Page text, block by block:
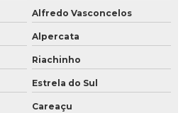
Alfredo Vasconcelos
Alpercata
Riachinho
Estrela do Sul
Careaçu